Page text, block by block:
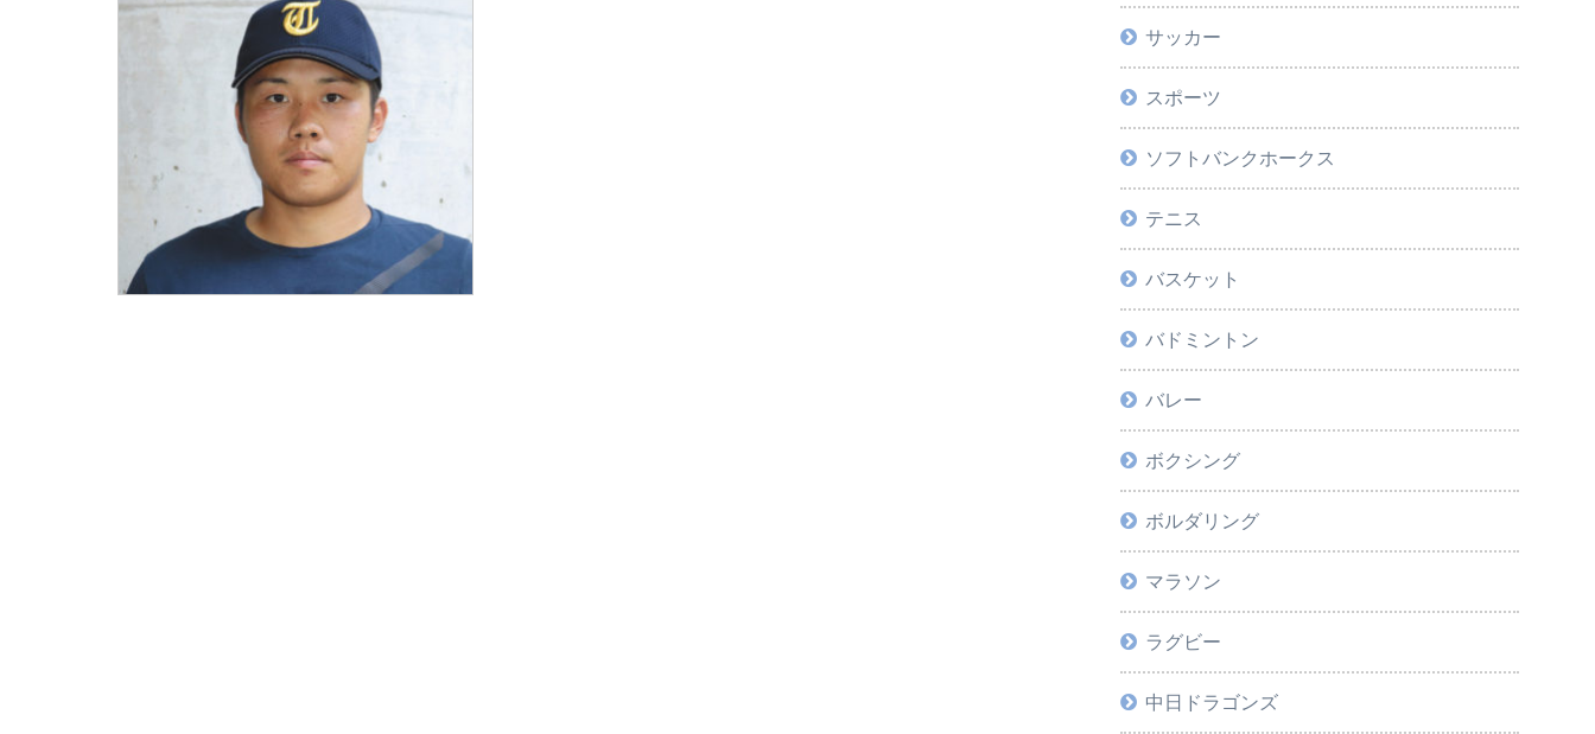
サッカー
スポーツ
ソフトバンクホークス
テニス
バスケット
バドミントン
バレー
ボクシング
ボルダリング
マラソン
ラグビー
中日ドラゴンズ